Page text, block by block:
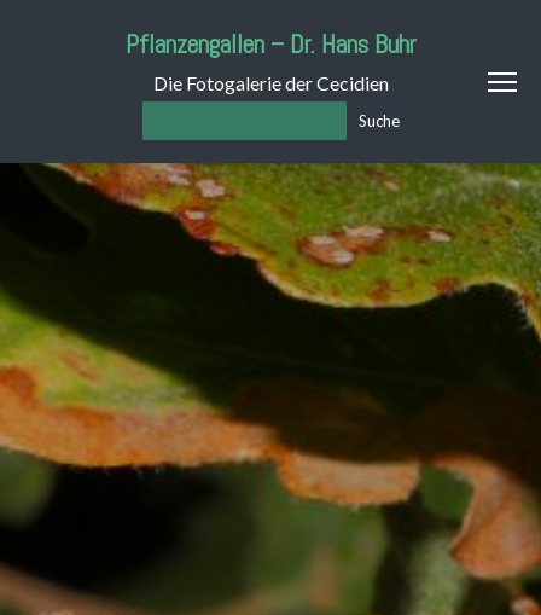
Pflanzengallen – Dr. Hans Buhr
Die Fotogalerie der Cecidien
Suche